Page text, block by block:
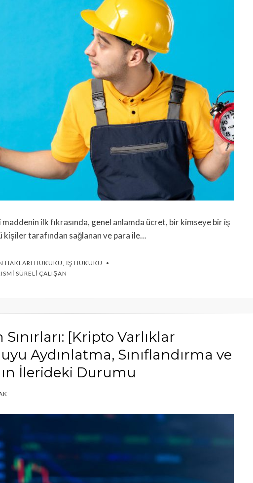
maddenin ilk fıkrasında, genel anlamda ücret, bir kimseye bir iş
ki­şiler tarafından sağlanan ve para ile…
HAKLARI HUKUKU, İŞ HUKUKU
SÜRELI ÇALIŞAN
[Kripto Varlıklar
Aydınlatma, Sınıflandırma ve
İlerideki Durumu